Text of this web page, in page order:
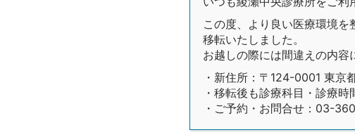
この度、より良い医療環境
移転いたしました。
お越しの際には間違えの内容
・新住所：〒124-0001 東
・移転後も診療科目・診療
・ご予約・お問合せ：03-